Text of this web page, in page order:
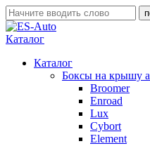
Каталог
Каталог
Боксы на крышу
Broomer
Enroad
Lux
Cybort
Element